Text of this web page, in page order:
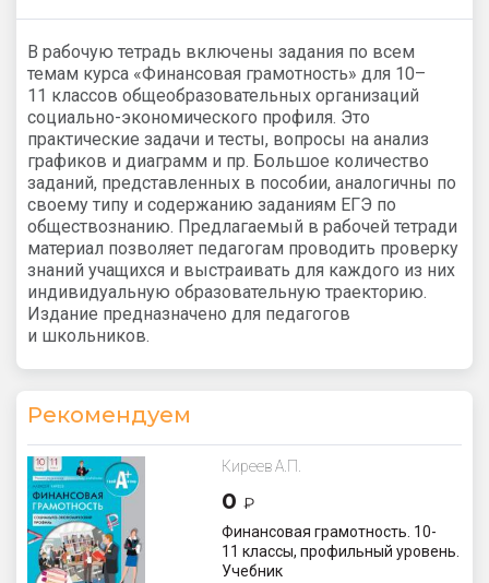
В рабочую тетрадь включены задания по всем
темам курса «Финансовая грамотность» для 10–
11 классов общеобразовательных организаций
социально-экономического профиля. Это
практические задачи и тесты, вопросы на анализ
графиков и диаграмм и пр. Большое количество
заданий, представленных в пособии, аналогичны по
своему типу и содержанию заданиям ЕГЭ по
обществознанию. Предлагаемый в рабочей тетради
материал позволяет педагогам проводить проверку
знаний учащихся и выстраивать для каждого из них
индивидуальную образовательную траекторию.
Издание предназначено для педагогов
и школьников.
Рекомендуем
Киреев А.П.
0 ₽
Финансовая грамотность. 10-
11 классы, профильный уровень.
Учебник